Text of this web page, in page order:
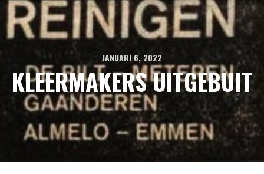
JANUARI 6, 2022
KLEERMAKERS UITGEBUIT